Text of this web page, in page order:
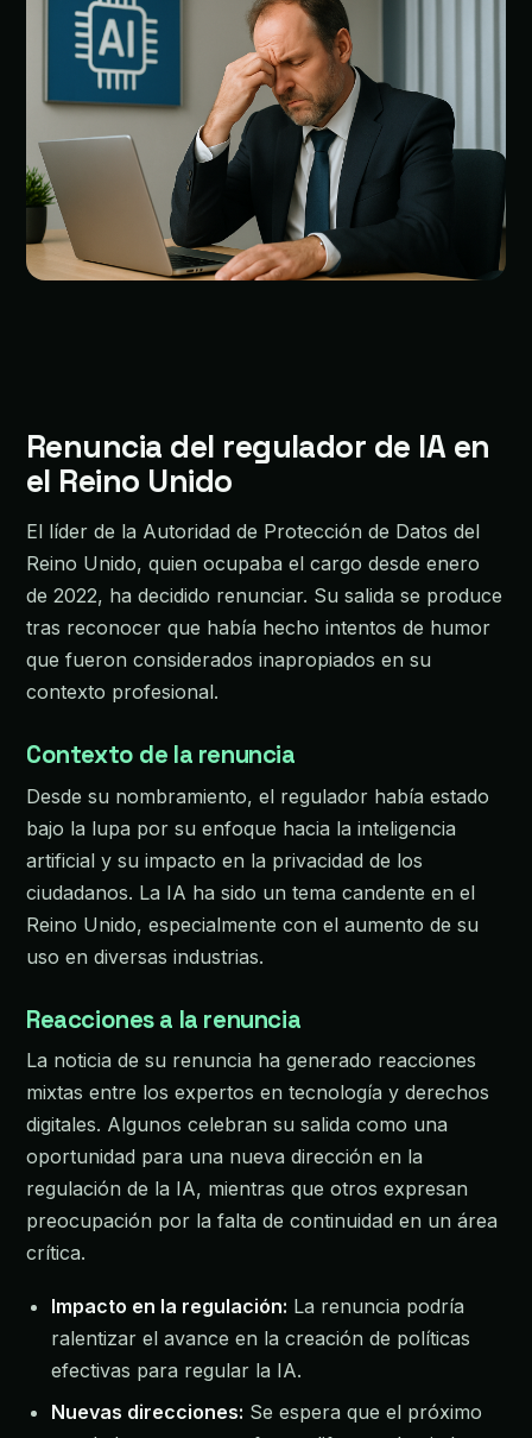
Renuncia del regulador de IA en
el Reino Unido
El líder de la Autoridad de Protección de Datos del
Reino Unido, quien ocupaba el cargo desde enero
de 2022, ha decidido renunciar. Su salida se produce
tras reconocer que había hecho intentos de humor
que fueron considerados inapropiados en su
contexto profesional.
Contexto de la renuncia
Desde su nombramiento, el regulador había estado
bajo la lupa por su enfoque hacia la inteligencia
artificial y su impacto en la privacidad de los
ciudadanos. La IA ha sido un tema candente en el
Reino Unido, especialmente con el aumento de su
uso en diversas industrias.
Reacciones a la renuncia
La noticia de su renuncia ha generado reacciones
mixtas entre los expertos en tecnología y derechos
digitales. Algunos celebran su salida como una
oportunidad para una nueva dirección en la
regulación de la IA, mientras que otros expresan
preocupación por la falta de continuidad en un área
crítica.
Impacto en la regulación: La renuncia podría
ralentizar el avance en la creación de políticas
efectivas para regular la IA.
Nuevas direcciones: Se espera que el próximo